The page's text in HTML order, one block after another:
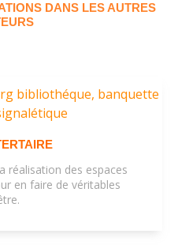
DANS LES AUTRES
réalisation des espaces
en faire de véritables